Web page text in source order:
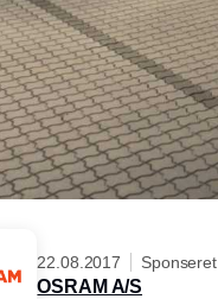
22.08.2017 Sponseret
OSRAM A/S